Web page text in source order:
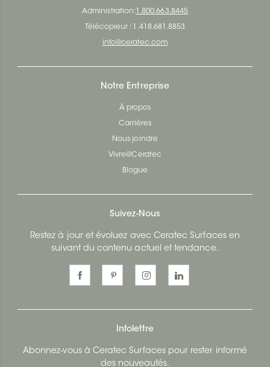
Administration: 1.800.663.8445
Télécopieur : 1.418.681.8853
info@ceratec.com
Notre Entreprise
À propos
Carrières
Nous joindre
Vivre@Ceratec
Blogue
Suivez-Nous
Restez à jour et évoluez avec Ceratec Surfaces en
suivant du contenu actuel et tendance.
Infolettre
Abonnez-vous à Ceratec Surfaces pour rester informé
des nouveautés.